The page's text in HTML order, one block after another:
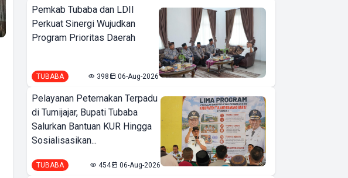
Pemkab Tubaba dan LDII
Perkuat Sinergi Wujudkan
Program Prioritas Daerah
TUBABA 398 06-Aug-2026
Pelayanan Peternakan Terpadu
di Tumijajar, Bupati Tubaba
Salurkan Bantuan KUR Hingga
Sosialisasikan...
TUBABA 454 06-Aug-2026